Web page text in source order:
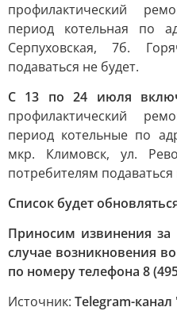
профилактический
период котельная по
Серпуховская, 7б.
подаваться не будет.
С 13 по 24 июля
профилактический
период котельные по
мкр. Климовск, ул.
потребителям подаваться
Список будет
Приносим извинения за
случае возникновения
по номеру телефона 8
Источник: Telegram-